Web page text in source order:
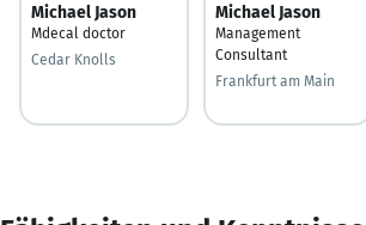
Michael Jason
Mdecal doctor
Cedar Knolls
Michael Jason
Management
Consultant
Frankfurt am Main